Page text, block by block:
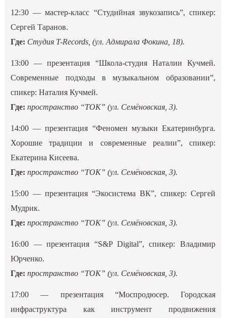
12:30 — мастер-класс “Студийная звукозапись”, спикер:
Сергей Таранов.
Где: Студия T-Records, (ул. Адмирала Фокина, 18).
13:00 — презентация “Школа-студия Наталии Кучмей.
Современные подходы в музыкальном образовании”,
спикер: Наталия Кучмей.
Где: пространство “ТОК” (ул. Семёновская, 3).
14:00 — презентация “Феномен музыки Екатеринбурга.
Хорошие традиции и современные реалии”, спикер:
Екатерина Кисеева.
Где: пространство “ТОК” (ул. Семёновская, 3).
15:00 — презентация “Экосистема ВК”, спикер: Сергей
Мудрик.
Где: пространство “ТОК” (ул. Семёновская, 3).
16:00 — презентация “S&P Digital”, спикер: Владимир
Юрченко.
Где: пространство “ТОК” (ул. Семёновская, 3).
17:00 — презентация “Моспродюсер. Городская
инфраструктура как инструмент продвижения